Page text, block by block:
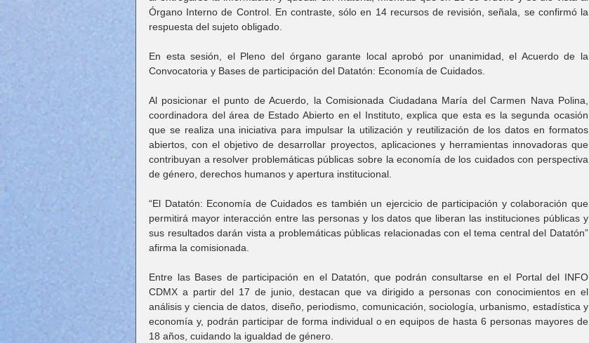
Órgano Interno de Control. En contraste, sólo en 14 recursos de revisión, señala, se confirmó la
respuesta del sujeto obligado.
En esta sesión, el Pleno del órgano garante local aprobó por unanimidad, el Acuerdo de la
Convocatoria y Bases de participación del Datatón: Economía de Cuidados.
Al posicionar el punto de Acuerdo, la Comisionada Ciudadana María del Carmen Nava Polina,
coordinadora del área de Estado Abierto en el Instituto, explica que esta es la segunda ocasión
que se realiza una iniciativa para impulsar la utilización y reutilización de los datos en formatos
abiertos, con el objetivo de desarrollar proyectos, aplicaciones y herramientas innovadoras que
contribuyan a resolver problemáticas públicas sobre la economía de los cuidados con perspectiva
de género, derechos humanos y apertura institucional.
“El Datatón: Economía de Cuidados es también un ejercicio de participación y colaboración que
permitirá mayor interacción entre las personas y los datos que liberan las instituciones públicas y
sus resultados darán vista a problemáticas públicas relacionadas con el tema central del Datatón”
afirma la comisionada.
Entre las Bases de participación en el Datatón, que podrán consultarse en el Portal del INFO
CDMX a partir del 17 de junio, destacan que va dirigido a personas con conocimientos en el
análisis y ciencia de datos, diseño, periodismo, comunicación, sociología, urbanismo, estadística y
economía y, podrán participar de forma individual o en equipos de hasta 6 personas mayores de
18 años, cuidando la igualdad de género.